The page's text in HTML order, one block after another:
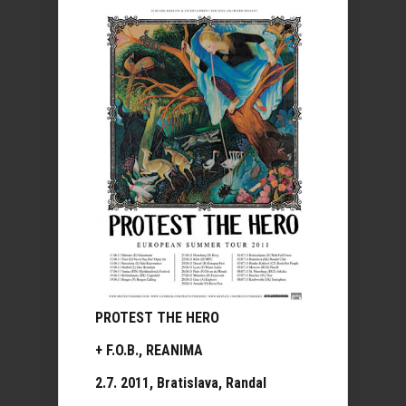
PROTEST THE HERO
+ F.O.B., REANIMA
2.7. 2011, Bratislava, Randal